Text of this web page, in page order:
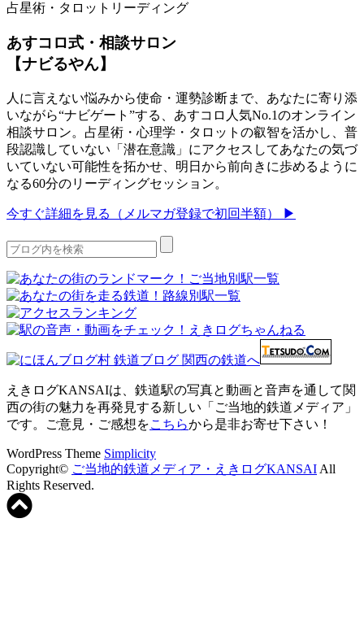
占星術・タロットリーディング
あすコロ式・相談サロン
【ナビるやん】
人に言えない悩みから使命・運勢診断まで、あなたに寄り添
いながら“ナビゲート”する、あすコロ人気No.1のオンライン
相談サロン。占星術・心理学・タロットの叡智を活かし、普
段認識していない「潜在意識」にアクセスしてあなたの気づ
いていない可能性を拓かせ、明日から前向きに歩めるように
なる60分のリーディングセッション。
今すぐ詳細を見る（メルマガ登録で初回半額） ▶
えきログKANSAIは、鉄道駅の写真と動画と音声を通して関
西の街の魅力を再発見する新しい「ご当地的鉄道メディア」
です。ご意見・ご感想をこちらから是非お寄せ下さい！
WordPress Theme Simplicity
Copyright© ご当地的鉄道メディア・えきログKANSAI All
Rights Reserved.